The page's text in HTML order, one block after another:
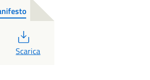
PDF
Scarica